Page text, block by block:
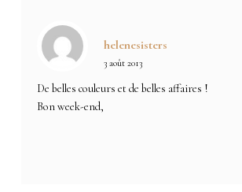
helenesisters
3 août 2013
De belles couleurs et de belles affaires !
Bon week-end,